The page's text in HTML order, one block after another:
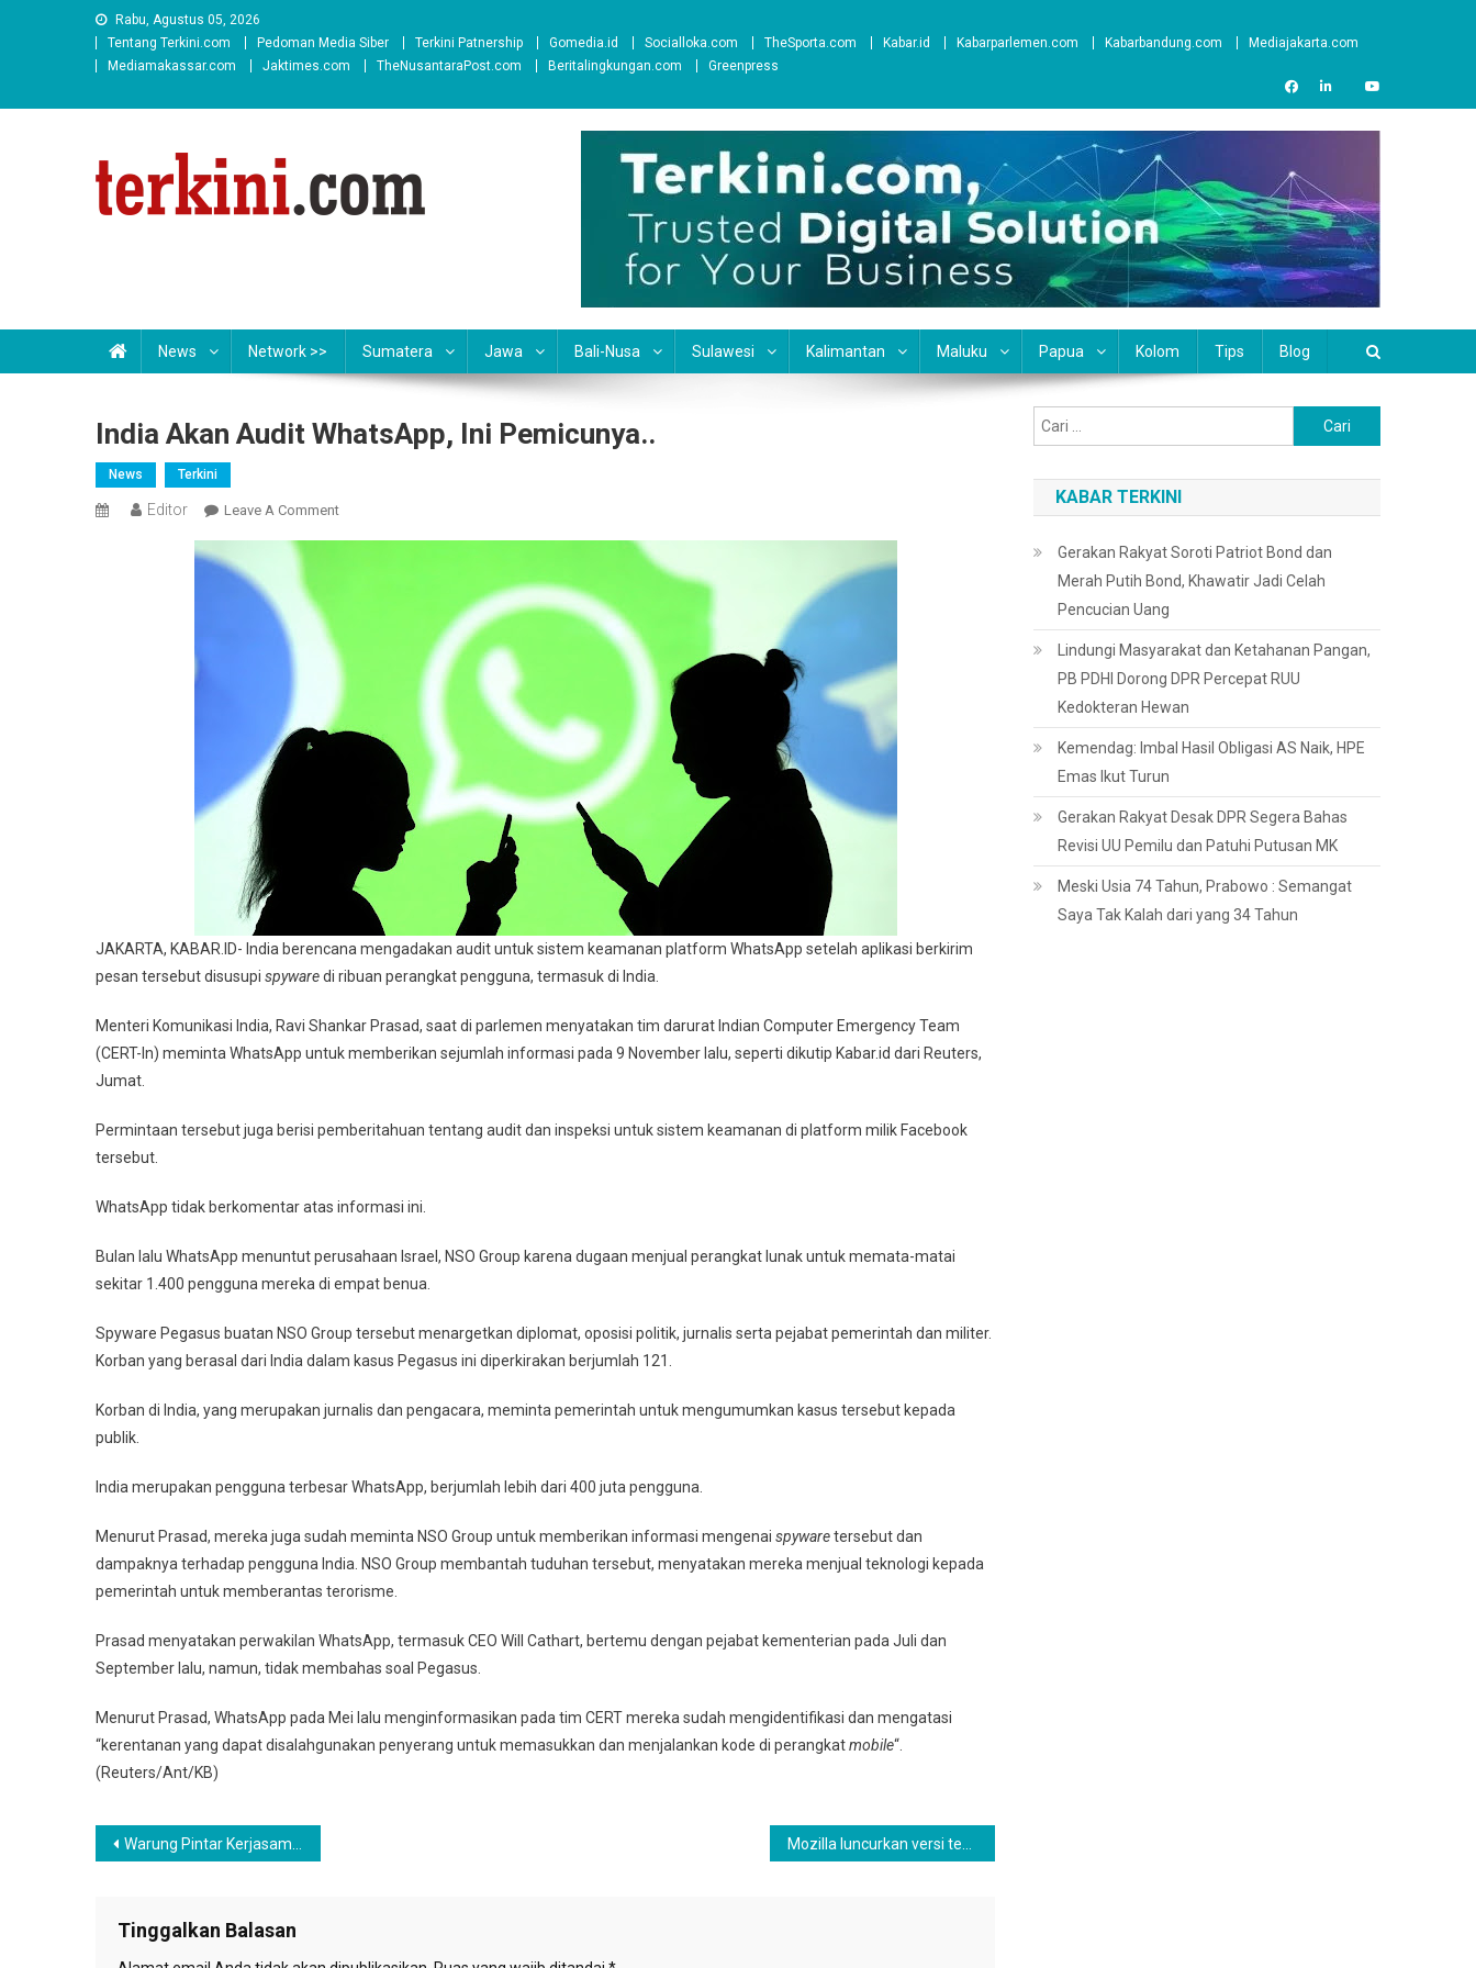
Rabu, Agustus 05, 2026
Tentang Terkini.com
Pedoman Media Siber Terkini Patnership Gomedia.id Socialloka.com TheSporta.com Kabar.id Kabarparlemen.com Kabarbandung.com
Mediajakarta.com
Mediamakassar.com
Jaktimes.com TheNusantaraPost.com Beritalingkungan.com Greenpress
News Network >> Sumatera Jawa Bali-Nusa Sulawesi Kalimantan Maluku Papua Kolom Tips Blog
India Akan Audit WhatsApp, Ini Pemicunya..
News Terkini
Editor Leave A CommentOn
Pemicunya..
JAKARTA, KABAR.ID- India berencana mengadakan audit untuk sistem keamanan platform WhatsApp setelah aplikasi berkirim
pesan tersebut disusupi spywaredi ribuan perangkat pengguna, termasuk di India.
Menteri Komunikasi India, Ravi Shankar Prasad, saat di parlemen menyatakan tim darurat Indian Computer Emergency Team
(CERT-In) meminta WhatsApp untuk memberikan sejumlah informasi pada 9 November lalu, seperti dikutip Kabar.id dari Reuters,
Jumat.
Permintaan tersebut juga berisi pemberitahuan tentang audit dan inspeksi untuk sistem keamanan di platform milik Facebook
tersebut.
WhatsApp tidak berkomentar atas informasi ini.
Bulan lalu WhatsApp menuntut perusahaan Israel, NSO Group karena dugaan menjual perangkat lunak untuk memata-matai
sekitar 1.400 pengguna mereka di empat benua.
Spyware Pegasus buatan NSO Group tersebut menargetkan diplomat, oposisi politik, jurnalis serta pejabat pemerintah dan militer.
Korban yang berasal dari India dalam kasus Pegasus ini diperkirakan berjumlah 121.
Korban di India, yang merupakan jurnalis dan pengacara, meminta pemerintah untuk mengumumkan kasus tersebut kepada
publik.
India merupakan pengguna terbesar WhatsApp, berjumlah lebih dari 400 juta pengguna.
Menurut Prasad, mereka juga sudah meminta NSO Group untuk memberikan informasi mengenai spywaretersebut dan
dampaknya terhadap pengguna India. NSO Group membantah tuduhan tersebut, menyatakan mereka menjual teknologi kepada
pemerintah untuk memberantas terorisme.
Prasad menyatakan perwakilan WhatsApp, termasuk CEO Will Cathart, bertemu dengan pejabat kementerian pada Juli dan
September lalu, namun, tidak membahas soal Pegasus.
Menurut Prasad, WhatsApp pada Mei lalu menginformasikan pada tim CERT mereka sudah mengidentifikasi dan mengatasi
“kerentanan yang dapat disalahgunakan penyerang untuk memasukkan dan menjalankan kode di perangkatmobile“.
(Reuters/Ant/KB)
Navigasi
Warung Pintar Kerjasama Tokopedia dorong ritel tradisional
Tinggalkan Balasan
untuk:
KABAR TERKINI
Gerakan Rakyat Soroti Patriot Bond dan
Merah Putih Bond, Khawatir Jadi Celah
Pencucian Uang
Lindungi Masyarakat dan Ketahanan Pangan,
PB PDHI Dorong DPR Percepat RUU
Kedokteran Hewan
Kemendag: Imbal Hasil Obligasi AS Naik, HPE
Emas Ikut Turun
Gerakan Rakyat Desak DPR Segera Bahas
Revisi UU Pemilu dan Patuhi Putusan MK
Meski Usia 74 Tahun, Prabowo : Semangat
Saya Tak Kalah dari yang 34 Tahun